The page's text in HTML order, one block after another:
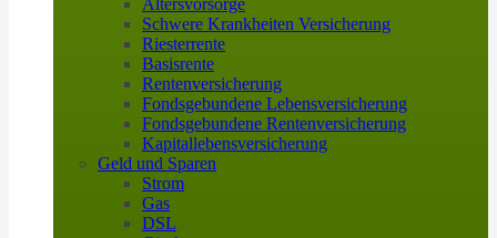
Altersvorsorge
Schwere Krankheiten Versicherung
Riesterrente
Basisrente
Rentenversicherung
Fondsgebundene Lebensversicherung
Fondsgebundene Rentenversicherung
Kapitallebensversicherung
Geld und Sparen
Strom
Gas
DSL